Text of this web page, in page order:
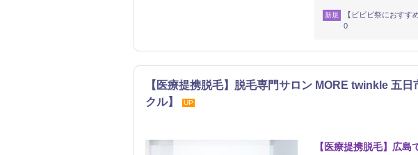
新規
【ビビビ祭におす
0
【医療提携脱毛】脱毛専門サロン MORE twinkle 五
クル】
UP
【医療提携脱毛】広